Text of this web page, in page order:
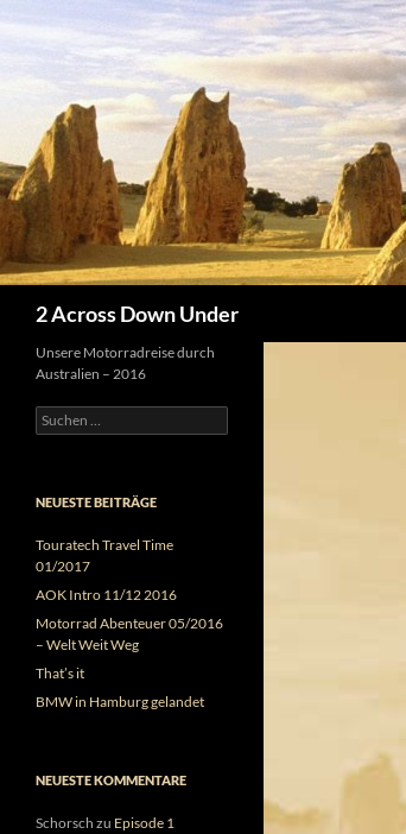
2 Across Down Under
Unsere Motorradreise durch
Australien – 2016
Suchen
nach:
NEUESTE BEITRÄGE
Touratech Travel Time
01/2017
AOK Intro 11/12 2016
Motorrad Abenteuer 05/2016
– Welt Weit Weg
That’s it
BMW in Hamburg gelandet
NEUESTE KOMMENTARE
Schorsch zu Episode 1